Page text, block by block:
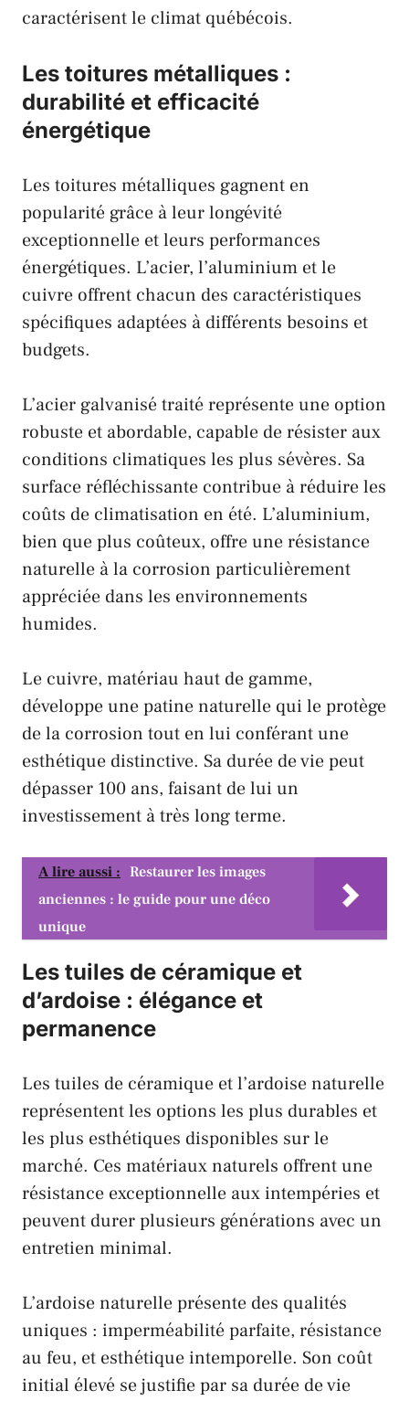
caractérisent le climat québécois.
Les toitures métalliques :
durabilité et efficacité
énergétique
Les toitures métalliques gagnent en
popularité grâce à leur longévité
exceptionnelle et leurs performances
énergétiques. L’acier, l’aluminium et le
cuivre offrent chacun des caractéristiques
spécifiques adaptées à différents besoins et
budgets.
L’acier galvanisé traité représente une option
robuste et abordable, capable de résister aux
conditions climatiques les plus sévères. Sa
surface réfléchissante contribue à réduire les
coûts de climatisation en été. L’aluminium,
bien que plus coûteux, offre une résistance
naturelle à la corrosion particulièrement
appréciée dans les environnements
humides.
Le cuivre, matériau haut de gamme,
développe une patine naturelle qui le protège
de la corrosion tout en lui conférant une
esthétique distinctive. Sa durée de vie peut
dépasser 100 ans, faisant de lui un
investissement à très long terme.
A lire aussi : Restaurer les images
anciennes : le guide pour une déco
unique
Les tuiles de céramique et
d’ardoise : élégance et
permanence
Les tuiles de céramique et l’ardoise naturelle
représentent les options les plus durables et
les plus esthétiques disponibles sur le
marché. Ces matériaux naturels offrent une
résistance exceptionnelle aux intempéries et
peuvent durer plusieurs générations avec un
entretien minimal.
L’ardoise naturelle présente des qualités
uniques : imperméabilité parfaite, résistance
au feu, et esthétique intemporelle. Son coût
initial élevé se justifie par sa durée de vie